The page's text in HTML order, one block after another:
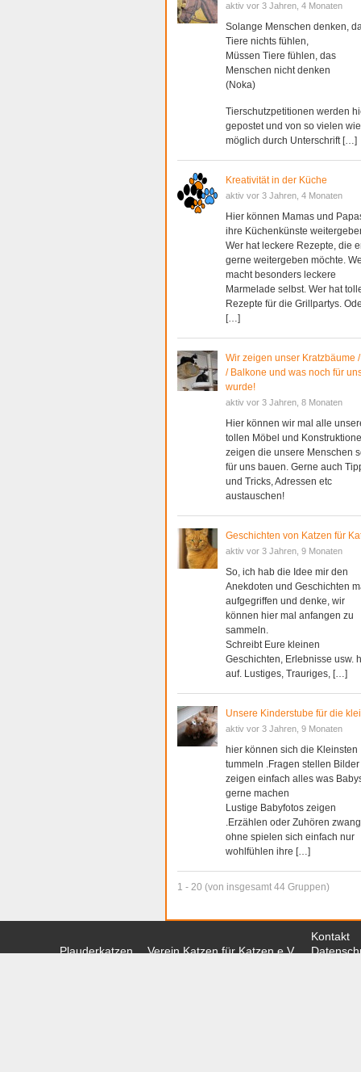
aktiv vor 3 Jahren, 4 Monaten
Solange Menschen denken,
Tiere nichts fühlen,
Müssen Tiere fühlen, das
Menschen nicht denken
(Noka)
Tierschutzpetitionen werden
gepostet und von so vielen wie
möglich durch Unterschrift […]
Kreativität in der Küche
aktiv vor 3 Jahren, 4 Monaten
Hier können Mamas und
ihre Küchenkünste
Wer hat leckere Rezepte, die
gerne weitergeben möchte.
macht besonders leckere
Marmelade selbst. Wer hat
Rezepte für die Grillpartys.
[…]
Wir zeigen unser Kratzbäume
/ Balkone und was noch für
wurde!
aktiv vor 3 Jahren, 8 Monaten
Hier können wir mal alle
tollen Möbel und
zeigen die unsere Menschen
für uns bauen. Gerne auch
und Tricks, Adressen etc
austauschen!
Geschichten von Katzen für
aktiv vor 3 Jahren, 9 Monaten
So, ich hab die Idee mir den
Anekdoten und Geschichten
aufgegriffen und denke, wir
können hier mal anfangen zu
sammeln.
Schreibt Eure kleinen
Geschichten, Erlebnisse usw.
auf. Lustiges, Trauriges, […]
Unsere Kinderstube für die
aktiv vor 3 Jahren, 9 Monaten
hier können sich die Kleinsten
tummeln .Fragen stellen Bilder
zeigen einfach alles was
gerne machen
Lustige Babyfotos zeigen
.Erzählen oder Zuhören
ohne spielen sich einfach nur
wohlfühlen ihre […]
1 - 20 (von insgesamt 44 Gruppen)
Plauderkatzen Verein Katzen für Katzen e.V.
Kontakt